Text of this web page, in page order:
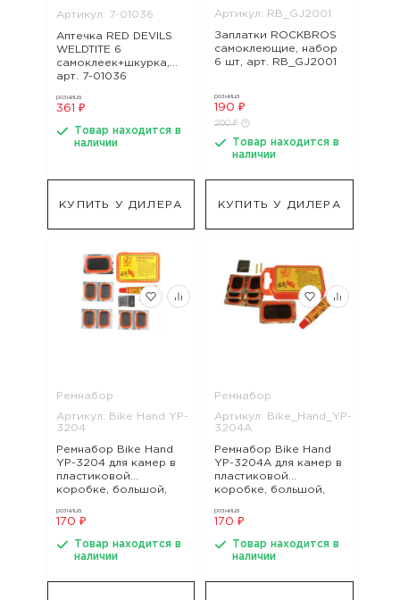
Артикул: 7-01036
Аптечка RED DEVILS
WELDTITE 6
самоклеек+шкурка,
арт. 7-01036
розница
361 ₽
Товар находится в
наличии
КУПИТЬ У ДИЛЕРА
Артикул: RB_GJ2001
Заплатки ROCKBROS
самоклеющие, набор
6 шт, арт. RB_GJ2001
розница
190 ₽
200 ₽
Товар находится в
наличии
КУПИТЬ У ДИЛЕРА
Ремнабор
Артикул: Bike Hand YP-
3204
Ремнабор Bike Hand
YP-3204 для камер в
пластиковой
коробке, большой,
3204
розница
170 ₽
Товар находится в
наличии
Ремнабор
Артикул: Bike_Hand_YP-
3204A
Ремнабор Bike Hand
YP-3204А для камер в
пластиковой
коробке, большой,
3204A
розница
170 ₽
Товар находится в
наличии